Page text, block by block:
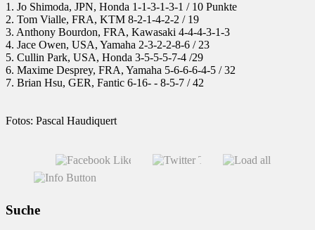
1. Jo Shimoda, JPN, Honda 1-1-3-1-3-1 / 10 Punkte
2. Tom Vialle, FRA, KTM 8-2-1-4-2-2 / 19
3. Anthony Bourdon, FRA, Kawasaki 4-4-4-3-1-3
4. Jace Owen, USA, Yamaha 2-3-2-2-8-6 / 23
5. Cullin Park, USA, Honda 3-5-5-5-7-4 /29
6. Maxime Desprey, FRA, Yamaha 5-6-6-6-4-5 / 32
7. Brian Hsu, GER, Fantic 6-16- - 8-5-7 / 42
Fotos: Pascal Haudiquert
Suche